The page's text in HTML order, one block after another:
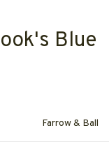
Blue
Farrow & Ball